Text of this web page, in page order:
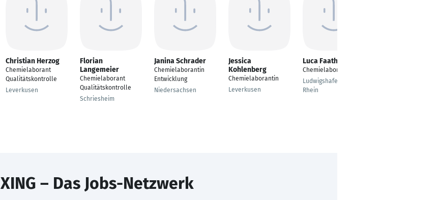
Christian Herzog
Chemielaborant
Qualitätskontrolle
Leverkusen
Florian
Langemeier
Chemielaborant
Qualitätskontrolle
Schriesheim
Janina Schrader
Chemielaborantin
Entwicklung
Niedersachsen
Jessica
Kohlenberg
Chemielaborantin
Leverkusen
Luca Faath
Chemielaborant
Ludwigshafen am
Rhein
XING – Das Jobs-Netzwerk